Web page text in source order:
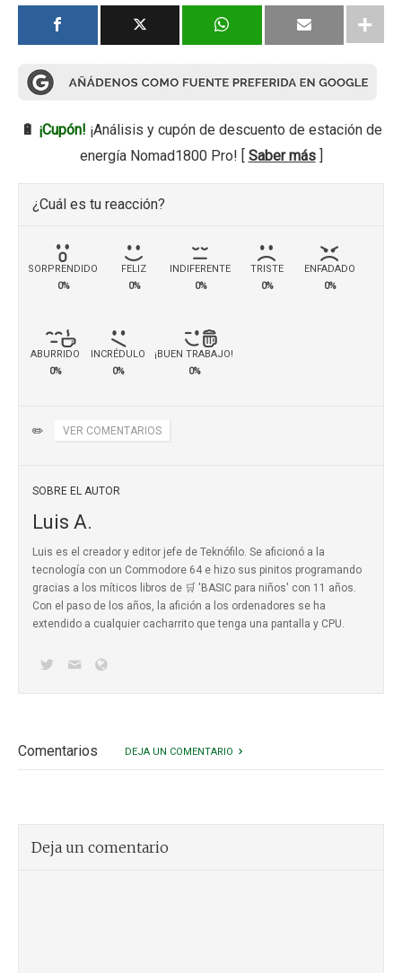
🔋 ¡Cupón! ¡Análisis y cupón de descuento de estación de
energía Nomad1800 Pro! [ Saber más]
¿Cuál es tu reacción?
SORPRENDIDO
0%
FELIZ
0%
INDIFERENTE
0%
TRISTE
0%
ENFADADO
0%
ABURRIDO
0%
INCRÉDULO
0%
¡BUEN TRABAJO!
0%
✏️ VER COMENTARIOS
SOBRE EL AUTOR
Luis A.
Luis es el creador y editor jefe de Teknófilo. Se aficionó a la
tecnología con un Commodore 64 e hizo sus pinitos programando
gracias a los míticos libros de 🛒 'BASIC para niños' con 11 años.
Con el paso de los años, la afición a los ordenadores se ha
extendido a cualquier cacharrito que tenga una pantalla y CPU.
Comentarios DEJA UN COMENTARIO
Deja un comentario